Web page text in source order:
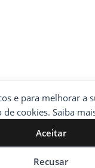
e para melhorar a
cookies. Saiba
Aceitar
Recusar